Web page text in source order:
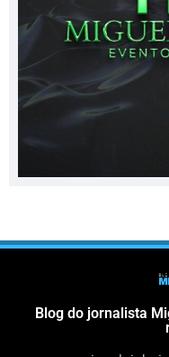
Blog do jornalista